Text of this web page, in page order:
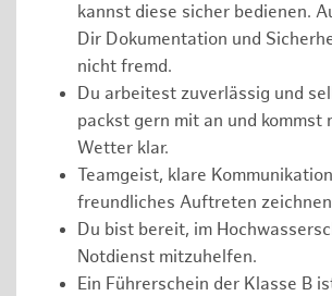
kannst diese sicher bedienen.
Dir Dokumentation und
nicht fremd.
Du arbeitest zuverlässig und
packst gern mit an und kommst
Wetter klar.
Teamgeist, klare
freundliches Auftreten
Du bist bereit, im
Notdienst mitzuhelfen.
Ein Führerschein der Klasse B